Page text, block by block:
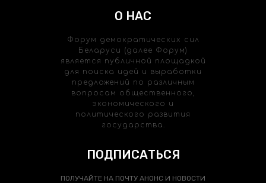
О НАС
Форум демократических сил
Беларуси (далее Форум)
является публичной площадкой
для поиска идей и выработки
предложений по различным
вопросам общественного,
экономического и
политического развития
государства.
ПОДПИСАТЬСЯ
ПОЛУЧАЙТЕ НА ПОЧТУ АНОНС И НОВОСТИ